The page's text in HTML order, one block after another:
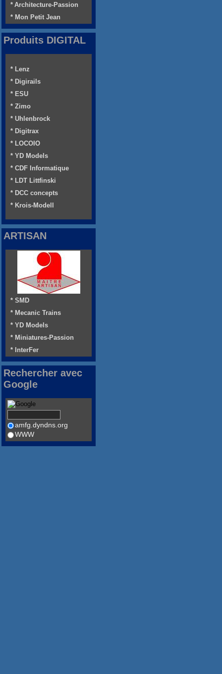
* Architecture-Passion
* Mon Petit Jean
Produits DIGITAL
* Lenz
* Digirails
* ESU
* Zimo
* Uhlenbrock
* Digitrax
* LOCOIO
* YD Models
* CDF Informatique
* LDT Littfinski
* DCC concepts
* Krois-Modell
ARTISAN
* SMD
* Mecanic Trains
* YD Models
* Miniatures-Passion
* InterFer
Rechercher avec
Google
amfg.dyndns.org
WWW